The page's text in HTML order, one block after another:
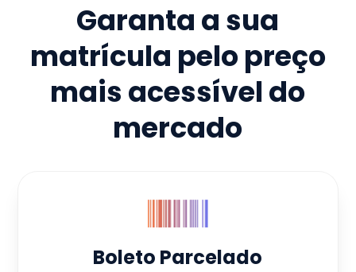
Garanta a sua
matrícula pelo preço
mais acessível do
mercado
Boleto Parcelado